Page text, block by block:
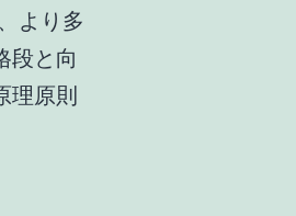
より多
段と向
理原則